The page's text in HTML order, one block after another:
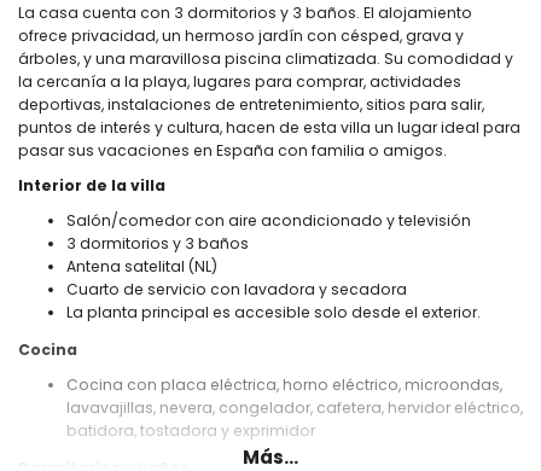
La casa cuenta con 3 dormitorios y 3 baños. El alojamiento
ofrece privacidad, un hermoso jardín con césped, grava y
árboles, y una maravillosa piscina climatizada. Su comodidad y
la cercanía a la playa, lugares para comprar, actividades
deportivas, instalaciones de entretenimiento, sitios para salir,
puntos de interés y cultura, hacen de esta villa un lugar ideal para
pasar sus vacaciones en España con familia o amigos.
Interior de la villa
Salón/comedor con aire acondicionado y televisión
3 dormitorios y 3 baños
Antena satelital (NL)
Cuarto de servicio con lavadora y secadora
La planta principal es accesible solo desde el exterior.
Cocina
Cocina con placa eléctrica, horno eléctrico, microondas,
lavavajillas, nevera, congelador, cafetera, hervidor eléctrico,
batidora, tostadora y exprimidor
Más...